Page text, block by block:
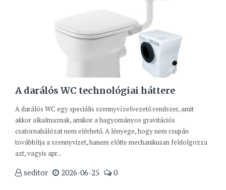
A darálós WC technológiai háttere
A darálós WC egy speciális szennyvízelvezető rendszer, amit
akkor alkalmaznak, amikor a hagyományos gravitációs
csatornahálózat nem elérhető. A lényege, hogy nem csupán
továbbítja a szennyvizet, hanem előtte mechanikusan feldolgozza
azt, vagyis apr...
seditor 2026-06-25 0